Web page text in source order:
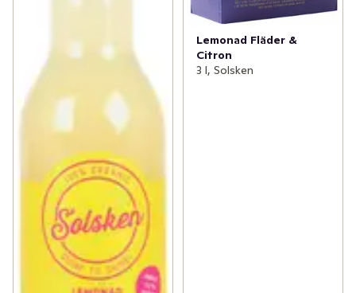
Lemonad Fläder &
Citron
3 l, Solsken